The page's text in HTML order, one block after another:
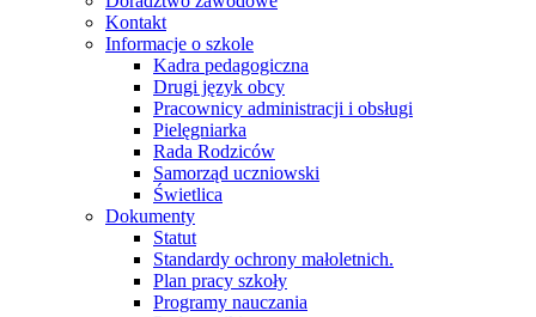
Kontakt
Informacje o szkole
Kadra pedagogiczna
Drugi język obcy
Pracownicy administracji i obsługi
Pielęgniarka
Rada Rodziców
Samorząd uczniowski
Świetlica
Dokumenty
Statut
Standardy ochrony małoletnich.
Plan pracy szkoły
Programy nauczania